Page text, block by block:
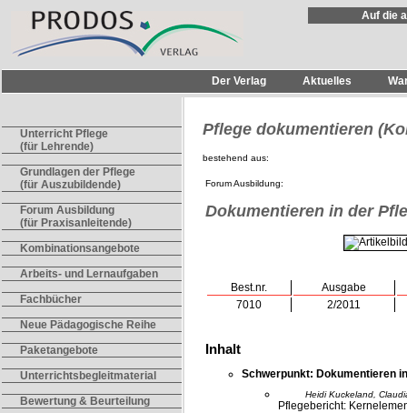
Auf die
Der Verlag Aktuelles
Unterricht Pflege
(für Lehrende)
Grundlagen der Pflege
(für Auszubildende)
Forum Ausbildung
(für Praxisanleitende)
Kombinationsangebote
Arbeits- und Lernaufgaben
Fachbücher
Neue Pädagogische Reihe
Paketangebote
Unterrichtsbegleitmaterial
Bewertung & Beurteilung
Pflege dokumentieren
bestehend aus:
Forum Ausbildung:
Dokumentieren in der
Best.nr.
Ausgabe
7010
2/2011
Inhalt
Schwerpunkt: Dokumentieren
Heidi Kuckeland,
Pflegebericht: